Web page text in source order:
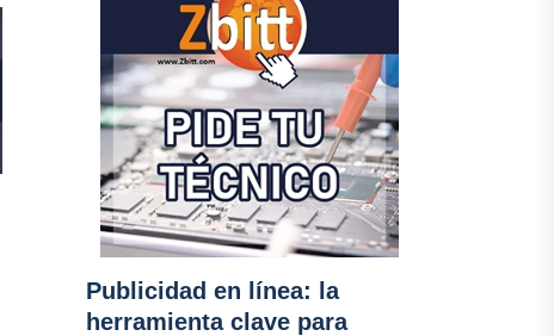
Publicidad en línea: la
herramienta clave para